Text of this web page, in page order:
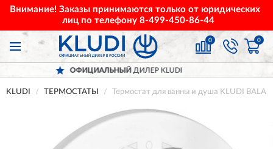
Внимание! Заказы принимаются только от юридических
лиц по телефону 8-499-450-86-44
0 0
ОФИЦИАЛЬНЫЙДИЛЕР KLUDI
KLUDI ТЕРМОСТАТЫ Термостат для ванны и душа KLUDI